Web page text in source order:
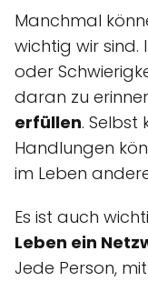
Manchmal
wichtig wir sind.
oder
daran zu
erfüllen. Selbst
Handlungen
im Leben
Es ist auch
Leben ein
Jede Person,